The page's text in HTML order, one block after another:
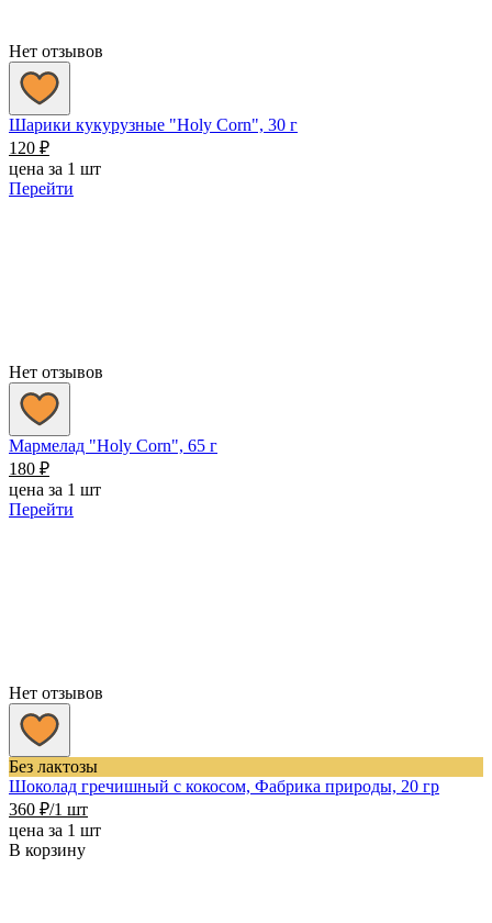
Нет отзывов
Шарики кукурузные "Holy Corn", 30 г
120 ₽
цена за 1 шт
Перейти
Нет отзывов
Мармелад "Holy Corn", 65 г
180 ₽
цена за 1 шт
Перейти
Нет отзывов
Без лактозы
Шоколад гречишный с кокосом, Фабрика природы, 20 гр
360 ₽/1 шт
цена за 1 шт
В корзину